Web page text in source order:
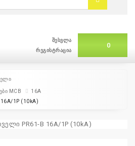
შესვლა
რეგისტრაცია
0
MCB
16A
1P (10kA)